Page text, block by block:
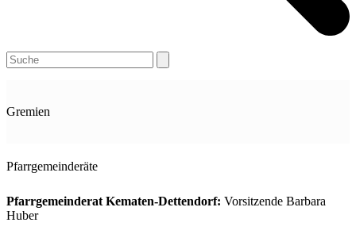
Open
mobile
Close
mobile
Search
Gremien
Pfarrgemeinderäte
Pfarrgemeinderat Kematen-Dettendorf: Vorsitzende Barbara
Huber